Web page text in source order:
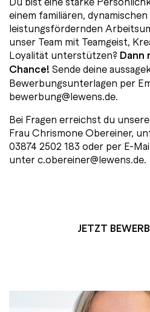
einem familiären, dynamischen
leistungsfördernden
unser Team mit Teamgeist,
Loyalität unterstützen? Dann
Chance! Sende deine
Bewerbungsunterlagen per
bewerbung@lewens.de.
Bei Fragen erreichst du
Frau Chrismone Obereiner,
03874 2502 183 oder per E-
unterc.obereiner@lewens.de.
JETZT